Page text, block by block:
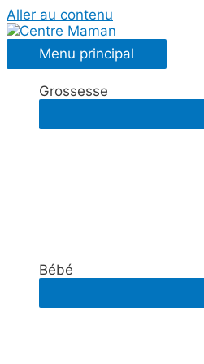
Aller au contenu
Menu principal
Grossesse
Bébé